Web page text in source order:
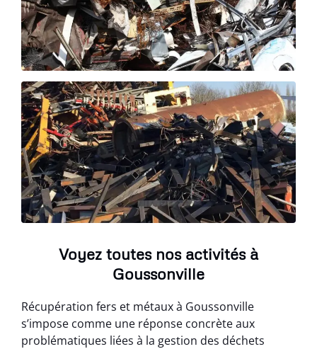
Voyez toutes nos activités à
Goussonville
Récupération fers et métaux à Goussonville
s’impose comme une réponse concrète aux
problématiques liées à la gestion des déchets